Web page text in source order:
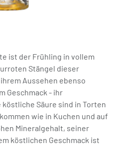
ist der Frühling in vollem
Stängel dieser
Aussehen ebenso
Geschmack - ihr
Säure sind in Torten
wie in Kuchen und auf
Mineralgehalt, seiner
köstlichen Geschmack ist